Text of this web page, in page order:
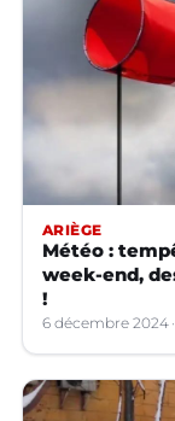
ARIÈGE
Météo :
week-end,
!
6 décembre 2024